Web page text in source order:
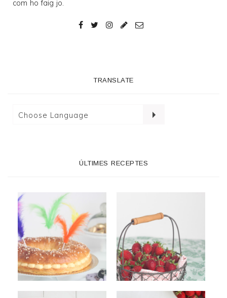
com ho faig jo.
TRANSLATE
ÚLTIMES RECEPTES